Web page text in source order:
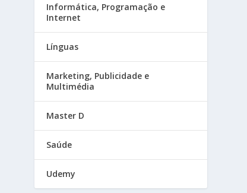
Informática, Programação e
Internet
Línguas
Marketing, Publicidade e
Multimédia
Master D
Saúde
Udemy